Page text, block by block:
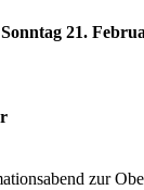
21.
zur